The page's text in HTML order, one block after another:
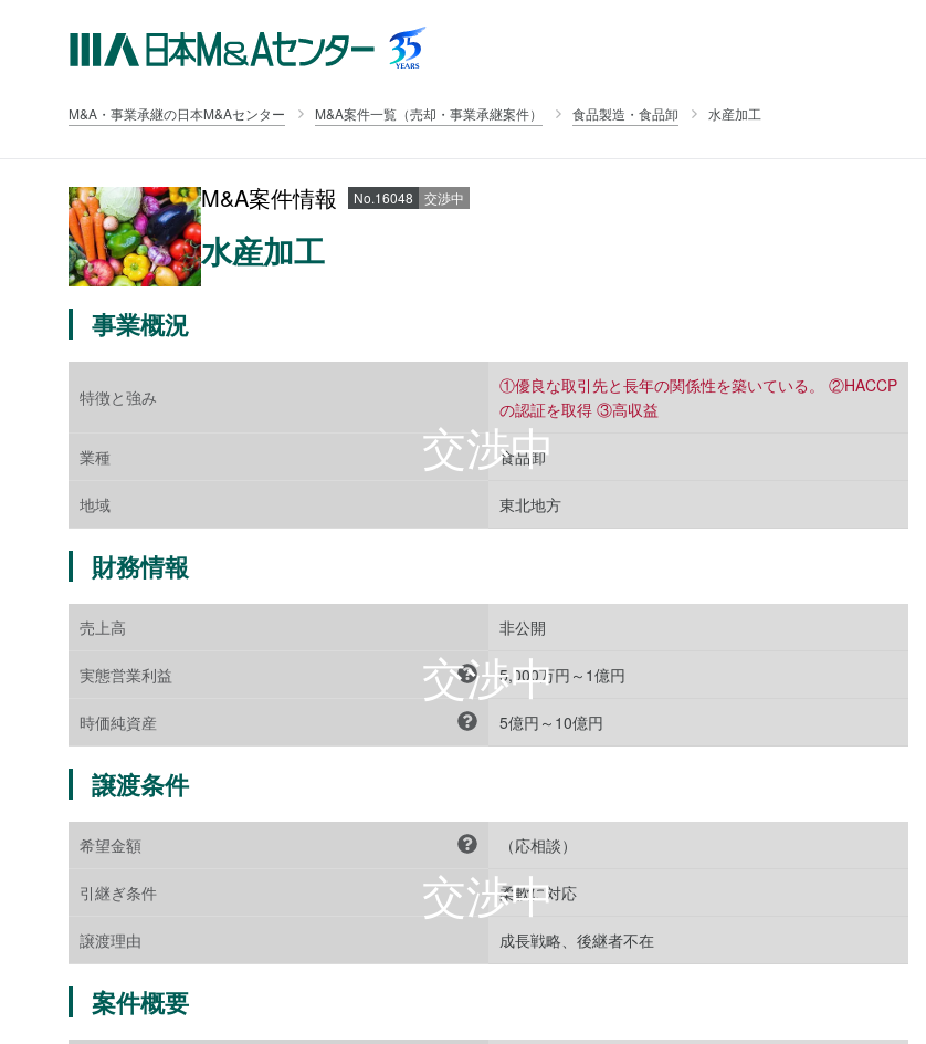
M&A・事業承継の日本M&Aセンター M&A案件一覧（売却・事業承継案件） 食品製造・食品卸 水産加工
M&A案件情報 No.16048 交渉中
水産加工
事業概況
特徴と強み
①優良な取引先と長年の関係性を築いている。 ②HACCP
の認証を取得 ③高収益
業種 食品卸
地域 東北地方
財務情報
売上高 非公開
実態営業利益 5,000万円～1億円
時価純資産 5億円～10億円
譲渡条件
希望金額 （応相談）
引継ぎ条件 柔軟に対応
譲渡理由 成長戦略、後継者不在
案件概要